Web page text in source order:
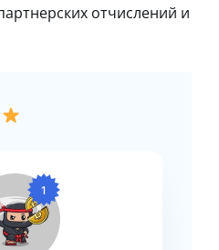
отчислений и
1